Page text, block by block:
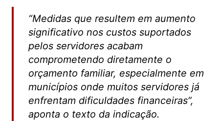
“Medidas que resultem em aumento
significativo nos custos suportados
pelos servidores acabam
comprometendo diretamente o
orçamento familiar, especialmente em
municípios onde muitos servidores já
enfrentam dificuldades financeiras”,
aponta o texto da indicação.